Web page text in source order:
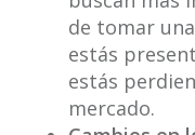
de tomar
estás
estás
mercado.